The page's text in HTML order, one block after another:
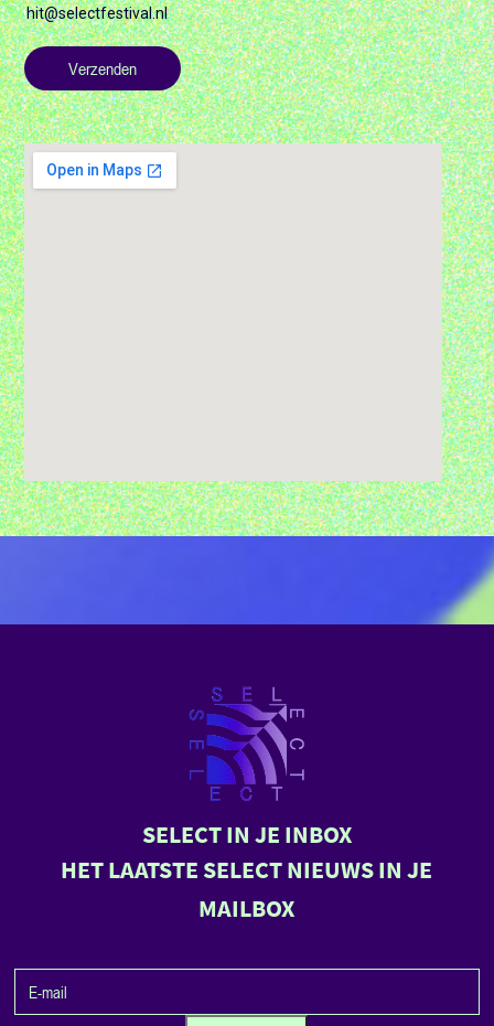
hit@selectfestival.nl
Verzenden
SELECT IN JE INBOX
HET LAATSTE SELECT NIEUWS IN JE
MAILBOX